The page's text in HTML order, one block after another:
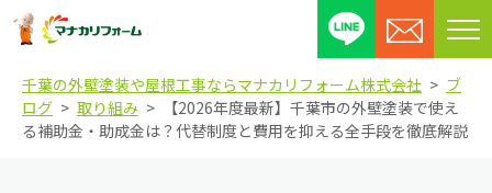
メ
ニ
ー
を
千葉の外壁塗装や屋根工事ならマナカリフォーム株式会社
ブ
ログ
取り組み
【2026年度最新】千葉市の外壁塗装で使え
る補助金・助成金は？代替制度と費用を抑える全手段を徹底解説